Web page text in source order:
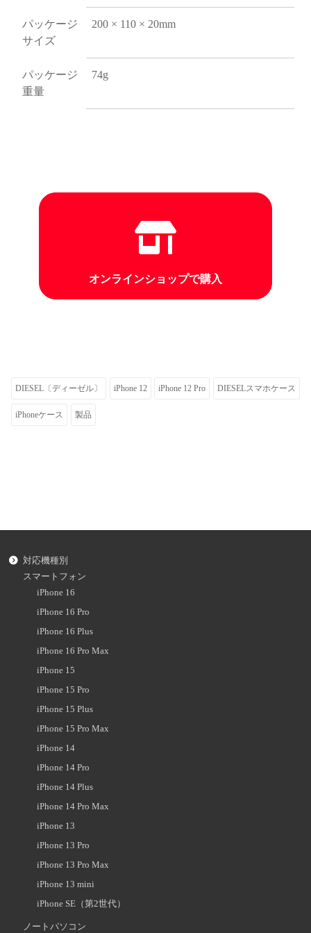
パッケージ
サイズ
200 × 110 × 20mm
パッケージ
重量
74g
オンラインショップで購入
DIESEL〔ディーゼル〕 iPhone 12 iPhone 12 Pro DIESELスマホケース
iPhoneケース 製品
対応機種別
スマートフォン
iPhone 16
iPhone 16 Pro
iPhone 16 Plus
iPhone 16 Pro Max
iPhone 15
iPhone 15 Pro
iPhone 15 Plus
iPhone 15 Pro Max
iPhone 14
iPhone 14 Pro
iPhone 14 Plus
iPhone 14 Pro Max
iPhone 13
iPhone 13 Pro
iPhone 13 Pro Max
iPhone 13 mini
iPhone SE（第2世代）
ノートパソコン